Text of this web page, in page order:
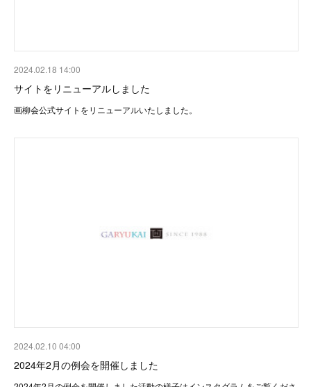
2024.02.18 14:00
サイトをリニューアルしました
画柳会公式サイトをリニューアルいたしました。
2024.02.10 04:00
2024年2月の例会を開催しました